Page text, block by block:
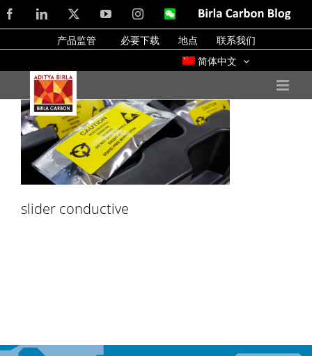
Skip
to
content
FacebookLinkedIn YouTubeInstagramWeChatBirla
Blog
产品监管 必要下载 地点
联系我们
简体中文
slider conductive